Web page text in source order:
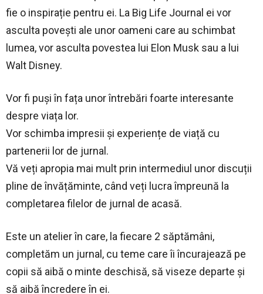
fie o inspirație pentru ei. La Big Life Journal ei vor
asculta povești ale unor oameni care au schimbat
lumea, vor asculta povestea lui Elon Musk sau a lui
Walt Disney.
Vor fi puși în fața unor întrebări foarte interesante
despre viața lor.
Vor schimba impresii și experiențe de viață cu
partenerii lor de jurnal.
Vă veți apropia mai mult prin intermediul unor discuții
pline de învățăminte, când veți lucra împreună la
completarea filelor de jurnal de acasă.
Este un atelier în care, la fiecare 2 săptămâni,
completăm un jurnal, cu teme care îi încurajează pe
copii să aibă o minte deschisă, să viseze departe și
să aibă încredere în ei.